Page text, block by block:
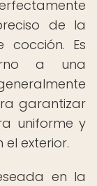
de la
Es
a una
garantizar
uniforme y
exterior.
en la